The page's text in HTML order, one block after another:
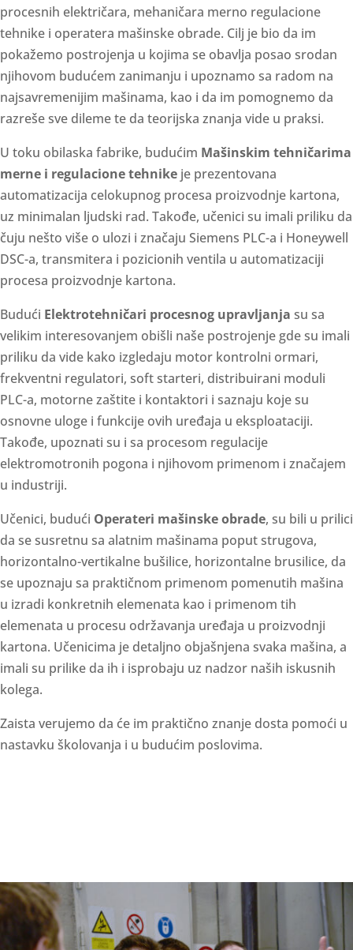
procesnih električara, mehaničara merno regulacione
tehnike i operatera mašinske obrade. Cilj je bio da im
pokažemo postrojenja u kojima se obavlja posao srodan
njihovom budućem zanimanju i upoznamo sa radom na
najsavremenijim mašinama, kao i da im pomognemo da
razreše sve dileme te da teorijska znanja vide u praksi.
U toku obilaska fabrike, budućim Mašinskim tehničarima
merne i regulacione tehnike je prezentovana
automatizacija celokupnog procesa proizvodnje kartona,
uz minimalan ljudski rad. Takođe, učenici su imali priliku da
čuju nešto više o ulozi i značaju Siemens PLC-a i Honeywell
DSC-a, transmitera i pozicionih ventila u automatizaciji
procesa proizvodnje kartona.
Budući Elektrotehničari procesnog upravljanja su sa
velikim interesovanjem obišli naše postrojenje gde su imali
priliku da vide kako izgledaju motor kontrolni ormari,
frekventni regulatori, soft starteri, distribuirani moduli
PLC-a, motorne zaštite i kontaktori i saznaju koje su
osnovne uloge i funkcije ovih uređaja u eksploataciji.
Takođe, upoznati su i sa procesom regulacije
elektromotronih pogona i njihovom primenom i značajem
u industriji.
Učenici, budući Operateri mašinske obrade, su bili u prilici
da se susretnu sa alatnim mašinama poput strugova,
horizontalno-vertikalne bušilice, horizontalne brusilice, da
se upoznaju sa praktičnom primenom pomenutih mašina
u izradi konkretnih elemenata kao i primenom tih
elemenata u procesu održavanja uređaja u proizvodnji
kartona. Učenicima je detaljno objašnjena svaka mašina, a
imali su prilike da ih i isprobaju uz nadzor naših iskusnih
kolega.
Zaista verujemo da će im praktično znanje dosta pomoći u
nastavku školovanja i u budućim poslovima.